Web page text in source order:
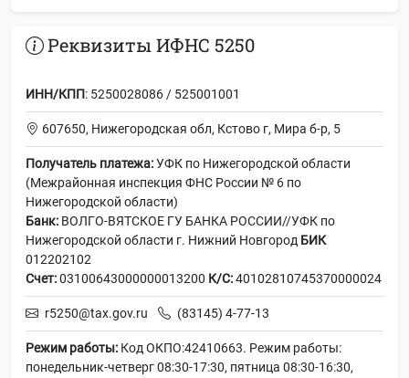
Реквизиты ИФНС 5250
ИНН/КПП: 5250028086 / 525001001
607650, Нижегородская обл, Кстово г, Мира б-р, 5
Получатель платежа:УФК по Нижегородской области
(Межрайонная инспекция ФНС России № 6 по
Нижегородской области)
Банк: ВОЛГО-ВЯТСКОЕ ГУ БАНКА РОССИИ//УФК по
Нижегородской области г. Нижний Новгород БИК
012202102
Счет:03100643000000013200 К/С:40102810745370000024
r5250@tax.gov.ru (83145) 4-77-13
Режим работы: Код ОКПО:42410663. Режим работы:
понедельник-четверг 08:30-17:30, пятница 08:30-16:30,